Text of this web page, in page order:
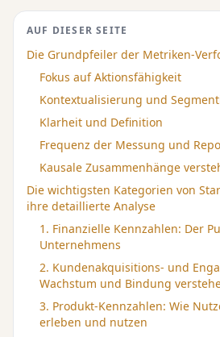
AUF DIESER SEITE
Die Grundpfeiler der Metriken-
Fokus auf Aktionsfähigkeit
Kontextualisierung und
Klarheit und Definition
Frequenz der Messung und
Kausale Zusammenhänge
Die wichtigsten Kategorien von
ihre detaillierte Analyse
1. Finanzielle Kennzahlen: Der
Unternehmens
2. Kundenakquisitions- und
Wachstum und Bindung
3. Produkt-Kennzahlen: Wie
erleben und nutzen